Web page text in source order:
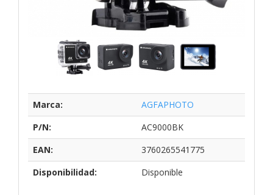
Marca:
AGFAPHOTO
P/N:
AC9000BK
EAN:
3760265541775
Disponibilidad:
Disponible